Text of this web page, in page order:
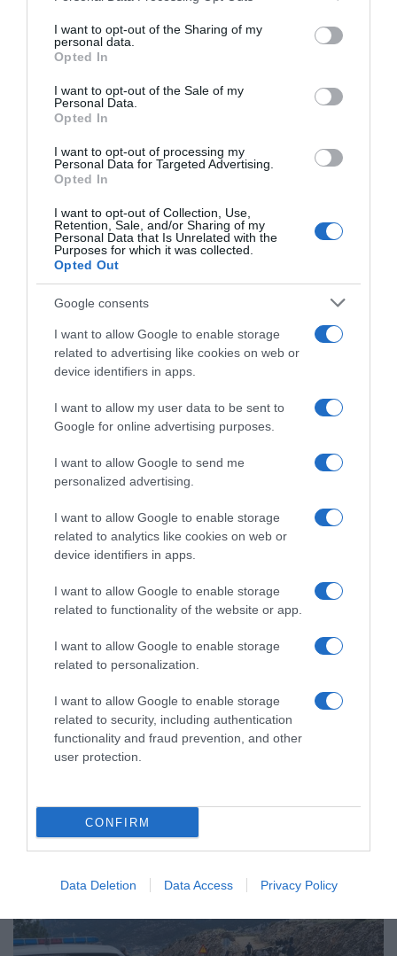
not limited to your visit or usage behaviour. You may click to
grant or deny consent to Google and its third-party tags to
use your data for below specified purposes in below Google
consent section.
I want to opt-out of the Sharing of my
personal data.
Opted In
I want to opt-out of the Sale of my
Personal Data.
Opted In
I want to opt-out of processing my
Personal Data for Targeted Advertising.
Opted In
I want to opt-out of Collection, Use,
Retention, Sale, and/or Sharing of my
Personal Data that Is Unrelated with the
Purposes for which it was collected.
Opted Out
Google consents
I want to allow Google to enable storage
related to advertising like cookies on web or
device identifiers in apps.
I want to allow my user data to be sent to
Google for online advertising purposes.
I want to allow Google to send me
personalized advertising.
I want to allow Google to enable storage
related to analytics like cookies on web or
device identifiers in apps.
I want to allow Google to enable storage
related to functionality of the website or app.
I want to allow Google to enable storage
related to personalization.
I want to allow Google to enable storage
related to security, including authentication
functionality and fraud prevention, and other
user protection.
CONFIRM
Data Deletion Data Access Privacy Policy
ΔΙΕΘΝΗ
Ρωσία: “Η Ουκρανία πίσω από την απόπειρα
δολοφονίας του Βλαντίμιρ Αλεξέγεφ”, λέει η
Ο Ρώσος γεννημένος στην Ουκρανία, Λιουμπόμιρ
Κόρμπα συνελήφθη στο Ντουμπάι χθες
Ντουμπάι: Συνελήφθη ένας ύποπτος για την
απόπειρα δολοφονίας του Ρώσου στρατηγού
Αλεξέγεφ (βίντεο)
ενώ ακόμη ένα άτομο φέρεται να διέφυγε στην